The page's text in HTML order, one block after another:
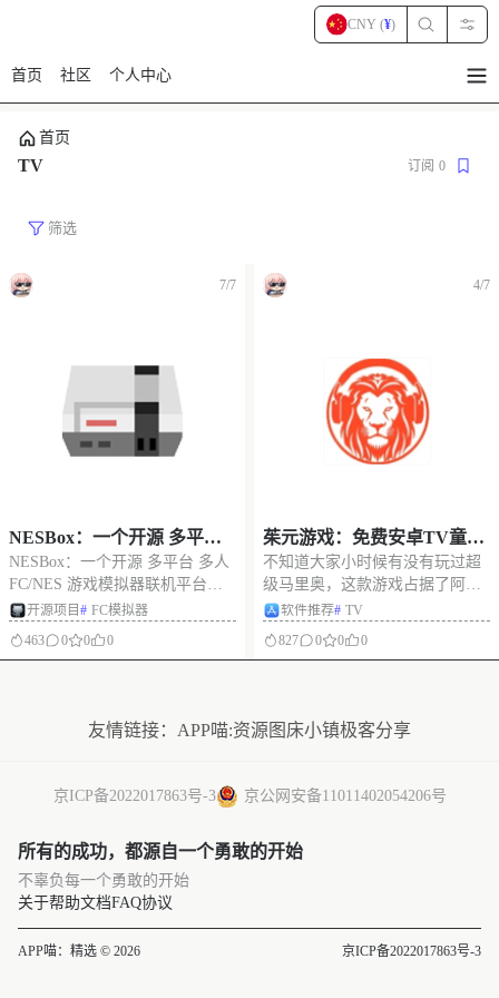
首页 社区 个人中心
CNY (¥)
首页
TV 订阅 0
筛选
7/7
NESBox：一个开源 多平台
多人 FC/NES 游戏模拟器联
机平台，经典红白机游戏在
线联机
NESBox：一个开源 多平台 多人
FC/NES 游戏模拟器联机平台，
经典红白机游戏在线联机 项目
们玩在线多人游戏的首选平台
开源项目 # FC模拟器
463
0 0 0
4/7
茱元游戏：免费安卓TV童年
经典游戏模拟器
不知道大家小时候有没有玩过超
级马里奥，这款游戏占据了阿喵
童年的大部分时光。最近发现了
TV软件 软件介绍 茱元游戏，一
备上运行。多端合一，万款海量
游戏终身永久
软件推荐# TV
827
0 0 0
友情链接： APP喵:资源 图床小镇极客分享
京ICP备2022017863号-3 京公网安备11011402054206号
所有的成功，都源自一个勇敢的开始
不辜负每一个勇敢的开始
关于帮助文档FAQ协议
APP喵：精选 © 2026 京ICP备2022017863号-3